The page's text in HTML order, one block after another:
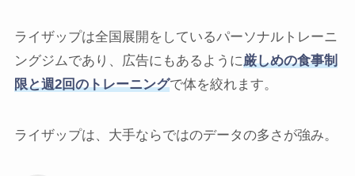
ライザップは全国展開をしているパーソナルトレーニ
ングジムであり、広告にもあるように厳しめの食事制
限と週2回のトレーニングで体を絞れます。
ライザップは、大手ならではのデータの多さが強み。